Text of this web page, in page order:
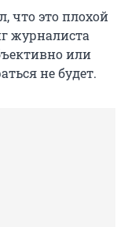
что это плохой
журналиста
или
не будет.